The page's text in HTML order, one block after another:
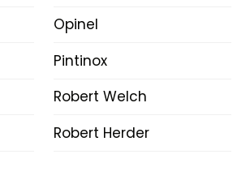
Opinel
Pintinox
Robert Welch
Robert Herder